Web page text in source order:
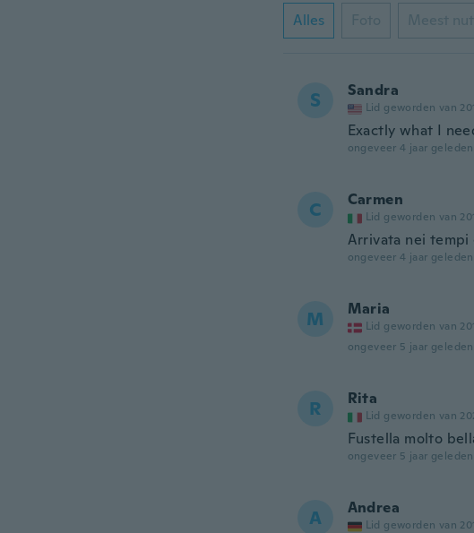
Alles Foto Meest
S Sandra
Lid geworden van
Exactly what I
ongeveer 4 jaar geleden
C Carmen
Lid geworden van
Arrivata nei tempi
ongeveer 4 jaar geleden
M Maria
Lid geworden van
ongeveer 5 jaar geleden
R Rita
Lid geworden van
Fustella molto
ongeveer 5 jaar geleden
A Andrea
Lid geworden van